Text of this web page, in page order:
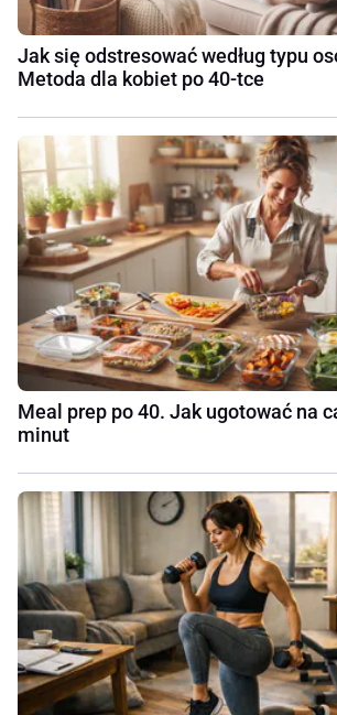
Jak się odstresować według typu
Metoda dla kobiet po 40-tce
Meal prep po 40. Jak ugotować na
minut